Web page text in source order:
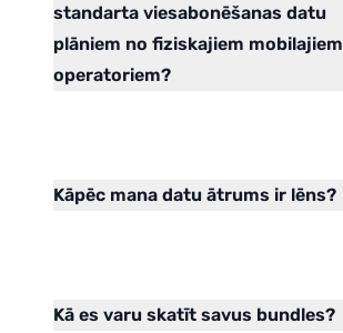
standarta viesabonēšanas datu
plāniem no fiziskajiem mobilajiem
operatoriem?
Kāpēc mana datu ātrums ir lēns?
Kā es varu skatīt savus bundles?